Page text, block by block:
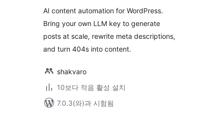
점
AI content automation for WordPress.
Bring your own LLM key to generate
posts at scale, rewrite meta descriptions,
and turn 404s into content.
shakvaro
10보다 적음 활성 설치
7.0.3(와)과 시험됨